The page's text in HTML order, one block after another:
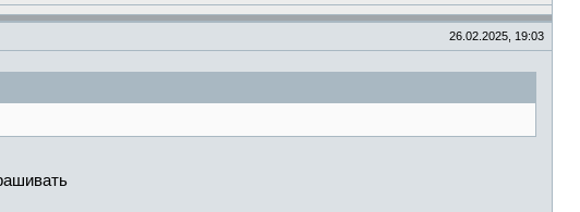
26.02.2025, 19:03